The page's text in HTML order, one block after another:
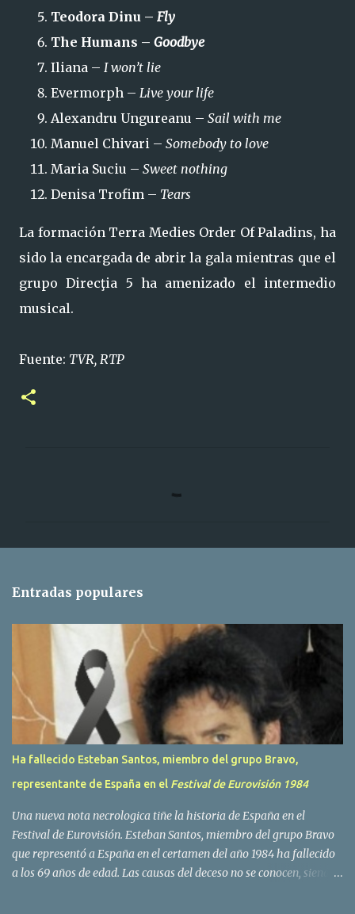
Teodora Dinu – Fly
The Humans – Goodbye
Iliana – I won’t lie
Evermorph – Live your life
Alexandru Ungureanu – Sail with me
Manuel Chivari – Somebody to love
Maria Suciu – Sweet nothing
Denisa Trofim – Tears
La formación Terra Medies Order Of Paladins, ha
sido la encargada de abrir la gala mientras que el
grupo Direcţia 5 ha amenizado el intermedio
musical.
Fuente: TVR, RTP
r
s
Entradas populares
Ha fallecido Esteban Santos, miembro del grupo Bravo,
representante de España en el Festival de Eurovisión 1984
Una nueva nota necrologica tiñe la historia de España en el
Festival de Eurovisión. Esteban Santos, miembro del grupo Bravo
que representó a España en el certamen del año 1984 ha fallecido
a los 69 años de edad. Las causas del deceso no se conocen, siendo